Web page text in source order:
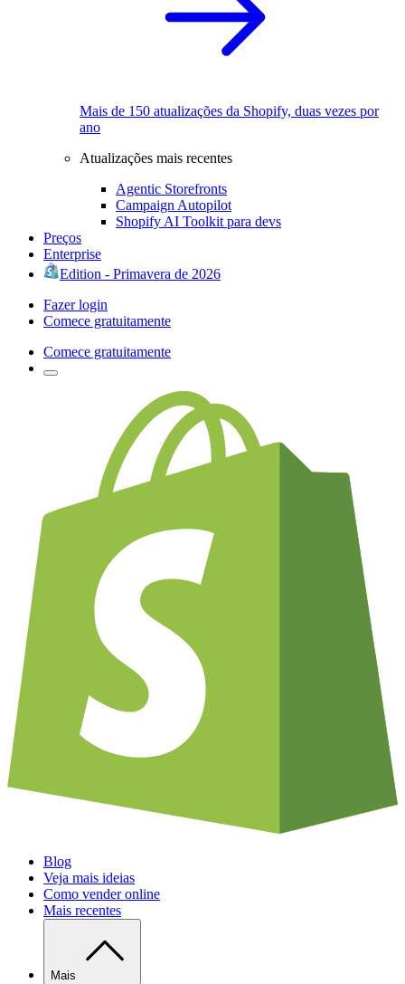
Mais de 150 atualizações da Shopify, duas vezes por
ano
Atualizações mais recentes
Agentic Storefronts
Campaign Autopilot
Shopify AI Toolkit para devs
Preços
Enterprise
Edition - Primavera de 2026
Fazer login
Comece gratuitamente
Comece gratuitamente
Blog
Veja mais ideias
Como vender online
Mais recentes
Mais